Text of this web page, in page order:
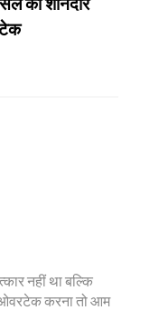
नहीं था बल्कि
ओवरटेक करना तो आम